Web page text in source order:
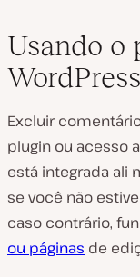
Usando o
WordPress
Excluir
plugin ou acesso
está integrada ali
se você não
caso contrário,
ou páginas de